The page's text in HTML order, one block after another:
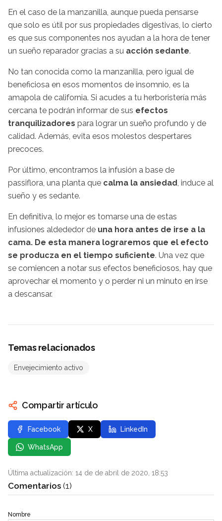
En el caso de la manzanilla, aunque pueda pensarse
que solo es útil por sus propiedades digestivas, lo cierto
es que sus componentes nos ayudan a la hora de tener
un sueño reparador gracias a su acción sedante.
No tan conocida como la manzanilla, pero igual de
beneficiosa en esos momentos de insomnio, es la
amapola de california. Si acudes a tu herboristería más
cercana te podrán informar de sus efectos
tranquilizadores para lograr un sueño profundo y de
calidad. Además, evita esos molestos despertares
precoces.
Por último, encontramos la infusión a base de
passiflora, una planta que calma la ansiedad , induce al
sueño y es sedante.
En definitiva, lo mejor es tomarse una de estas
infusiones aldededor de una hora antes de irse a la
cama. De esta manera lograremos que el efecto
se producza en el tiempo suficiente. Una vez que
se comiencen a notar sus efectos beneficiosos, hay que
aprovechar el momento y o perder ni un minuto en irse
a descansar.
Temas relacionados
Envejecimiento activo
Compartir artículo
Facebook X LinkedIn
WhatsApp
Última actualización: 14 de de abril de 2020, 18:53
Comentarios (1)
Nombre